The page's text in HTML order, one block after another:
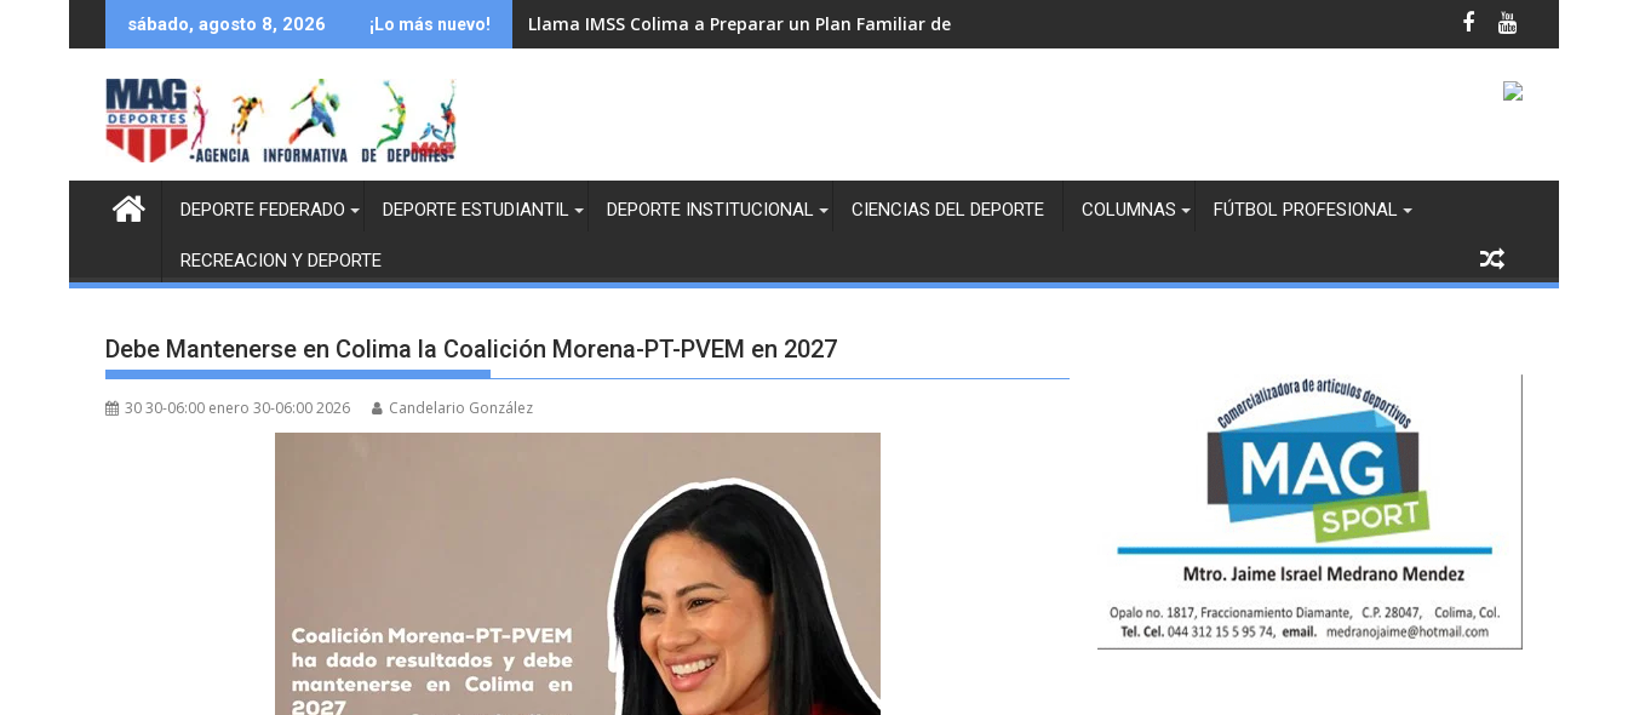
al
sábado, agosto 8, 2026 ¡Lo más nuevo! Llama IMSS Colima a Preparar un Plan Familiar de Protección Civil por Temporada de Ciclones
DEPORTE FEDERADO DEPORTE ESTUDIANTIL DEPORTE INSTITUCIONAL CIENCIAS DEL DEPORTE COLUMNAS FÚTBOL PROFESIONAL
RECREACION Y DEPORTE
Debe Mantenerse en Colima la Coalición Morena-PT-PVEM en 2027
30 30-06:00 enero 30-06:00 2026 Candelario González